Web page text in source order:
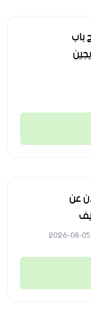
باب
عن